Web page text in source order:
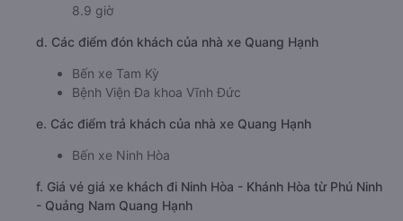
8.9 giờ
d. Các điểm đón khách của nhà xe Quang Hạnh
Bến xe Tam Kỳ
Bệnh Viện Đa khoa Vĩnh Đức
e. Các điểm trả khách của nhà xe Quang Hạnh
Bến xe Ninh Hòa
f. Giá vé giá xe khách đi Ninh Hòa - Khánh Hòa từ Phú Ninh
- Quảng Nam Quang Hạnh